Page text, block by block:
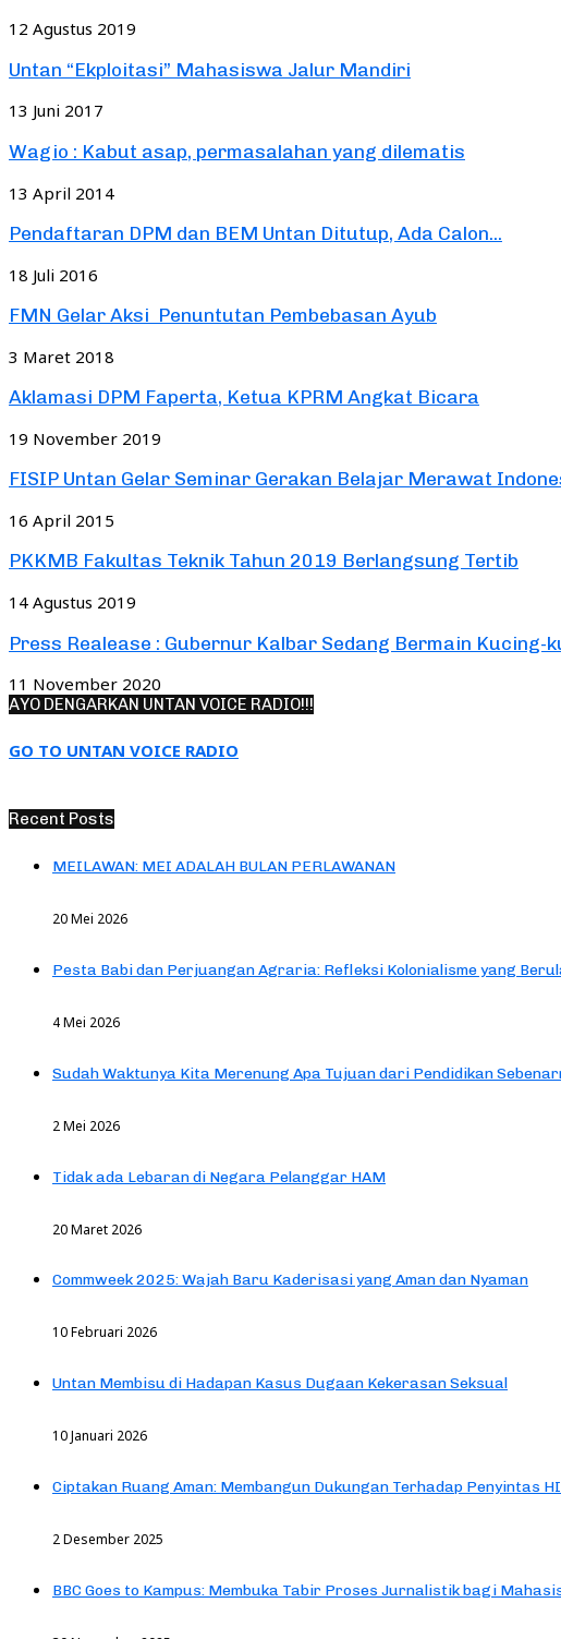
12 Agustus 2019
Untan “Ekploitasi” Mahasiswa Jalur Mandiri
13 Juni 2017
Wagio : Kabut asap, permasalahan yang dilematis
13 April 2014
Pendaftaran DPM dan BEM Untan Ditutup, Ada Calon...
18 Juli 2016
FMN Gelar Aksi Penuntutan Pembebasan Ayub
3 Maret 2018
Aklamasi DPM Faperta, Ketua KPRM Angkat Bicara
19 November 2019
FISIP Untan Gelar Seminar Gerakan Belajar Merawat
16 April 2015
PKKMB Fakultas Teknik Tahun 2019 Berlangsung Tertib
14 Agustus 2019
Press Realease : Gubernur Kalbar Sedang Bermain Kucing-
11 November 2020
AYO DENGARKAN UNTAN VOICE RADIO!!!
GO TO UNTAN VOICE RADIO
Recent Posts
MEILAWAN: MEI ADALAH BULAN PERLAWANAN
20 Mei 2026
Pesta Babi dan Perjuangan Agraria: Refleksi Kolonialisme yang
4 Mei 2026
Sudah Waktunya Kita Merenung Apa Tujuan dari Pendidikan
2 Mei 2026
Tidak ada Lebaran di Negara Pelanggar HAM
20 Maret 2026
Commweek 2025: Wajah Baru Kaderisasi yang Aman dan Nyaman
10 Februari 2026
Untan Membisu di Hadapan Kasus Dugaan Kekerasan Seksual
10 Januari 2026
Ciptakan Ruang Aman: Membangun Dukungan Terhadap Penyintas
2 Desember 2025
BBC Goes to Kampus: Membuka Tabir Proses Jurnalistik bagi